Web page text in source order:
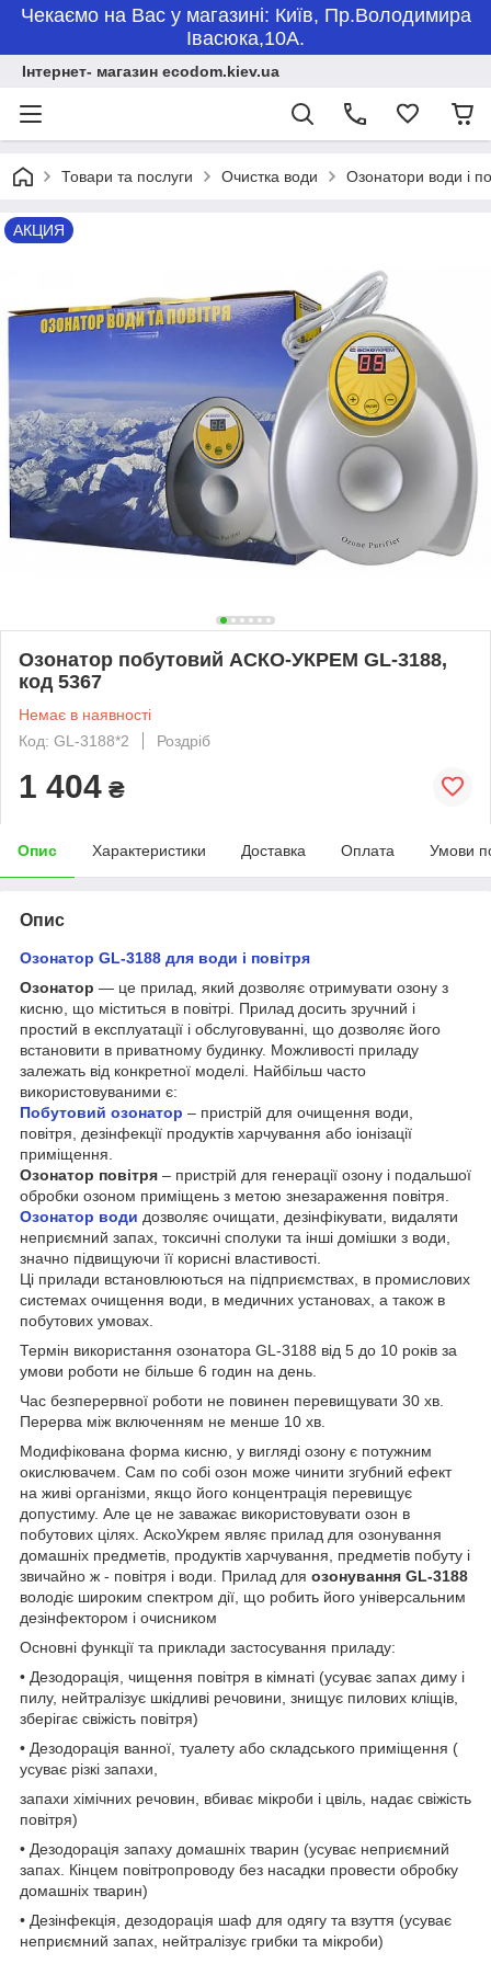
Чекаємо на Вас у магазині: Київ, Пр.Володимира
Івасюка,10А.
Інтернет- магазин ecodom.kiev.ua
Товари та послуги Очистка води Озонатори води і
АКЦИЯ
Озонатор побутовий АСКО-УКРЕМ GL-3188,
код 5367
Немає в наявності
Код: GL-3188*2
Роздріб
1 404 ₴
Опис Характеристики Доставка Оплата Умови
Опис
Озонатор GL-3188 для води і повітря
Озонатор — це прилад, який дозволяє отримувати озону з
кисню, що міститься в повітрі. Прилад досить зручний і
простий в експлуатації і обслуговуванні, що дозволяє його
встановити в приватному будинку. Можливості приладу
залежать від конкретної моделі. Найбільш часто
використовуваними є:
Побутовий озонатор – пристрій для очищення води,
повітря, дезінфекції продуктів харчування або іонізації
приміщення.
Озонатор повітря – пристрій для генерації озону і подальшої
обробки озоном приміщень з метою знезараження повітря.
Озонатор води дозволяє очищати, дезінфікувати, видаляти
неприємний запах, токсичні сполуки та інші домішки з води,
значно підвищуючи її корисні властивості.
Ці прилади встановлюються на підприємствах, в промислових
системах очищення води, в медичних установах, а також в
побутових умовах.
Термін використання озонатора GL-3188 від 5 до 10 років за
умови роботи не більше 6 годин на день.
Час безперервної роботи не повинен перевищувати 30 хв.
Перерва між включенням не менше 10 хв.
Модифікована форма кисню, у вигляді озону є потужним
окислювачем. Сам по собі озон може чинити згубний ефект
на живі організми, якщо його концентрація перевищує
допустиму. Але це не заважає використовувати озон в
побутових цілях. АскоУкрем являє прилад для озонування
домашніх предметів, продуктів харчування, предметів побуту і
звичайно ж - повітря і води. Прилад для озонування GL-3188
володіє широким спектром дії, що робить його універсальним
дезінфектором і очисником
Основні функції та приклади застосування приладу:
• Дезодорація, чищення повітря в кімнаті (усуває запах диму і
пилу, нейтралізує шкідливі речовини, знищує пилових кліщів,
зберігає свіжість повітря)
• Дезодорація ванної, туалету або складського приміщення (
усуває різкі запахи,
запахи хімічних речовин, вбиває мікроби і цвіль, надає свіжість
повітря)
• Дезодорація запаху домашніх тварин (усуває неприємний
запах. Кінцем повітропроводу без насадки провести обробку
домашніх тварин)
• Дезінфекція, дезодорація шаф для одягу та взуття (усуває
неприємний запах, нейтралізує грибки та мікроби)